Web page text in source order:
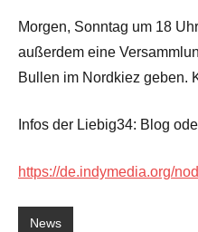
Morgen, Sonntag um 18
außerdem eine
Bullen im Nordkiez geben.
Infos der Liebig34: Blog
https://de.indymedia.org/
News